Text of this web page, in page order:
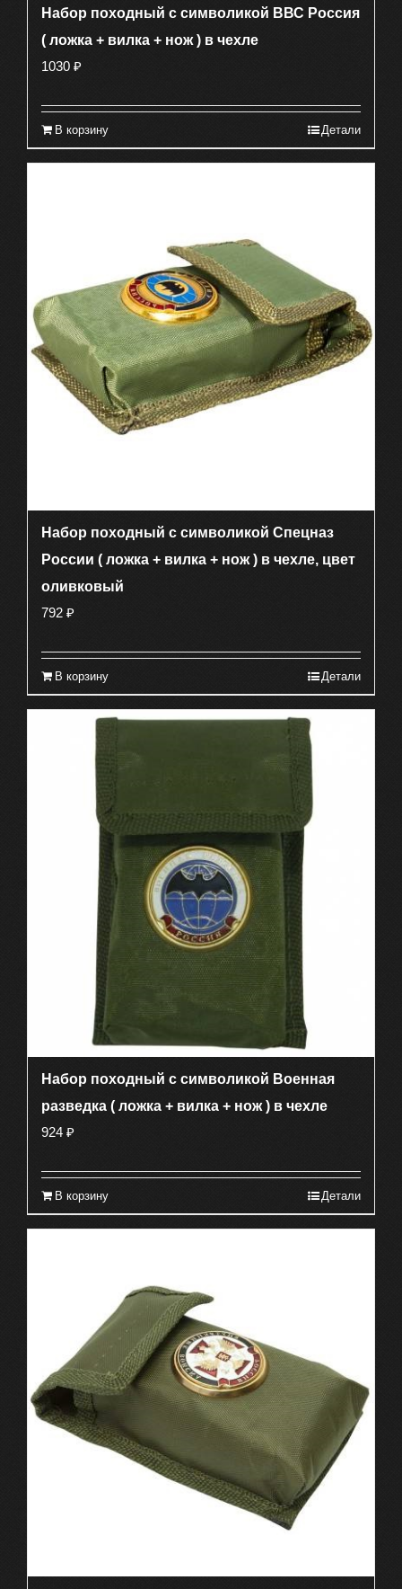
Набор походный с символикой ВВС Россия
( ложка + вилка + нож ) в чехле
1030 ₽
В корзину Детали
Набор походный с символикой Спецназ
России ( ложка + вилка + нож ) в чехле, цвет
оливковый
792 ₽
В корзину Детали
Набор походный с символикой Военная
разведка ( ложка + вилка + нож ) в чехле
924 ₽
В корзину Детали